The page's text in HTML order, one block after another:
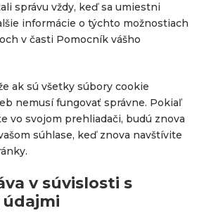
správu vždy, keď sa umiestni
informácie o týchto možnostiach
v časti Pomocník vášho
ak sú všetky súbory cookie
nemusí fungovať správne. Pokiaľ
vo svojom prehliadači, budú znova
súhlase, keď znova navštívite
v súvislosti s